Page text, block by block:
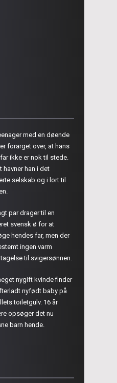
med en døende
forarget over, at hans
ikke er nok til stede.
havner han i det
selskab og i lort til
par drager til en
svensk ø for at
hendes far, men der
ingen varm
til svigersønnen.
nygift kvinde finder
nyfødt baby på
toiletgulv. 16 år
opsøger det nu
barn hende.